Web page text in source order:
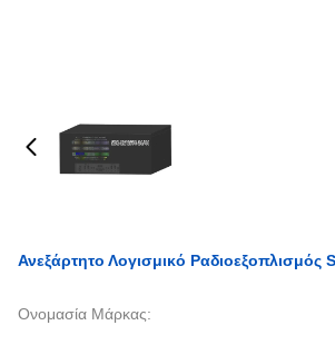
Ανεξάρτητο Λογισμικό Ραδιοεξοπλισμός
Ονομασία Μάρκας: